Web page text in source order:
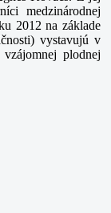
medzinárodnej
2012 na základe
vystavujú v
plodnej